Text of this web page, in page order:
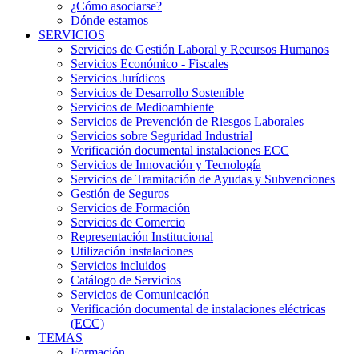
¿Cómo asociarse?
Dónde estamos
SERVICIOS
Servicios de Gestión Laboral y Recursos Humanos
Servicios Económico - Fiscales
Servicios Jurídicos
Servicios de Desarrollo Sostenible
Servicios de Medioambiente
Servicios de Prevención de Riesgos Laborales
Servicios sobre Seguridad Industrial
Verificación documental instalaciones ECC
Servicios de Innovación y Tecnología
Servicios de Tramitación de Ayudas y Subvenciones
Gestión de Seguros
Servicios de Formación
Servicios de Comercio
Representación Institucional
Utilización instalaciones
Servicios incluidos
Catálogo de Servicios
Servicios de Comunicación
Verificación documental de instalaciones eléctricas
(ECC)
TEMAS